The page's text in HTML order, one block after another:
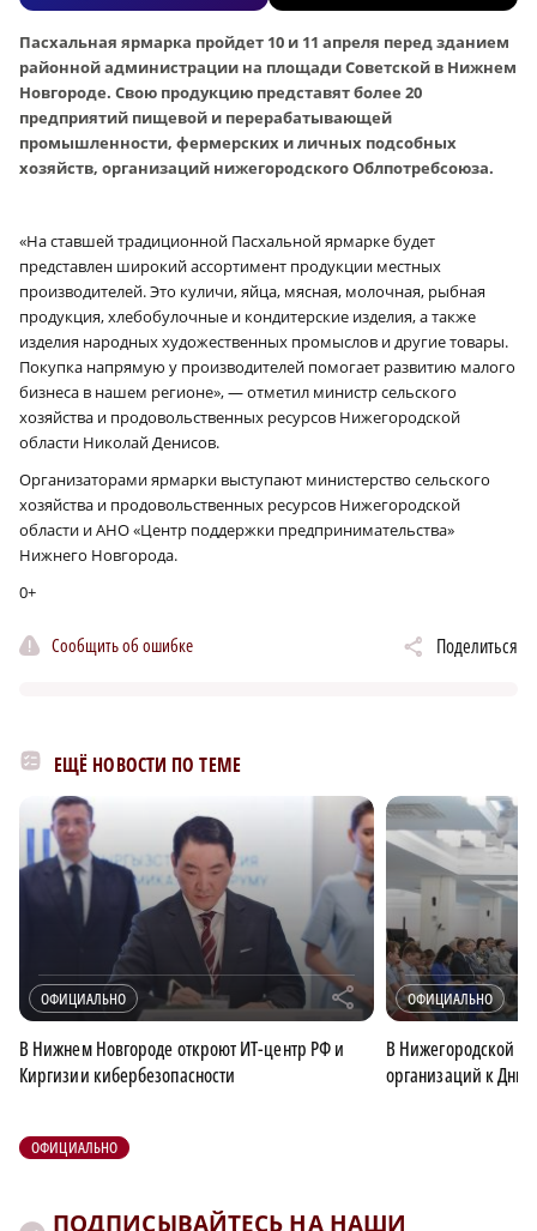
Пасхальная ярмарка пройдет 10 и 11 апреля перед зданием
районной администрации на площади Советской в Нижнем
Новгороде. Свою продукцию представят более 20
предприятий пищевой и перерабатывающей
промышленности, фермерских и личных подсобных
хозяйств, организаций нижегородского Облпотребсоюза.
«На ставшей традиционной Пасхальной ярмарке будет
представлен широкий ассортимент продукции местных
производителей. Это куличи, яйца, мясная, молочная, рыбная
продукция, хлебобулочные и кондитерские изделия, а также
изделия народных художественных промыслов и другие товары.
Покупка напрямую у производителей помогает развитию малого
бизнеса в нашем регионе», — отметил министр сельского
хозяйства и продовольственных ресурсов Нижегородской
области Николай Денисов.
Организаторами ярмарки выступают министерство сельского
хозяйства и продовольственных ресурсов Нижегородской
области и АНО «Центр поддержки предпринимательства»
Нижнего Новгорода.
0+
Сообщить об ошибке Поделиться
ЕЩЁ НОВОСТИ ПО ТЕМЕ
ОФИЦИАЛЬНО r
В Нижнем Новгороде откроют ИТ-центр РФ и
Киргизии кибербезопасности
ОФИЦИАЛЬНО
В Нижегородской
организаций к Дню
ОФИЦИАЛЬНО
ПОДПИСЫВАЙТЕСЬ НА НАШИ